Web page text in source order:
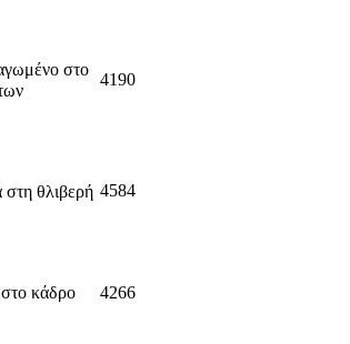
στο
4190
στη θλιβερή 4584
κάδρο
4266